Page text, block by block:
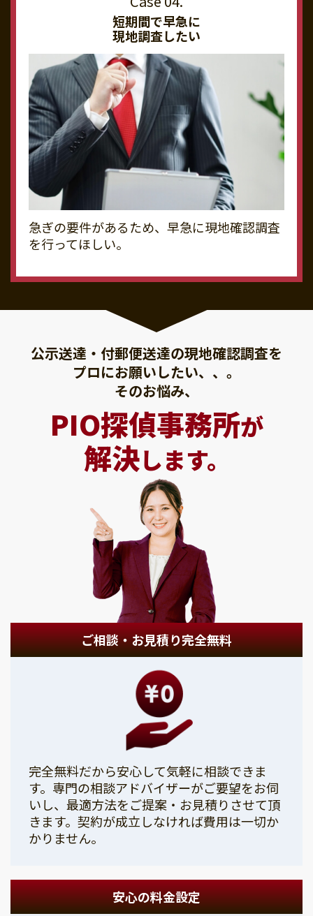
短期間で早急に
現地調査したい
急ぎの要件があるため、早急に現地確認調査
を行ってほしい。
公示送達・付郵便送達の現地確認調査を
プロにお願いしたい、、。
そのお悩み、
PIO探偵事務所が
解決します。
ご相談・お見積り完全無料
完全無料だから安心して気軽に相談できま
す。専門の相談アドバイザーがご要望をお伺
いし、最適方法をご提案・お見積りさせて頂
きます。契約が成立しなければ費用は一切か
かりません。
安心の料金設定